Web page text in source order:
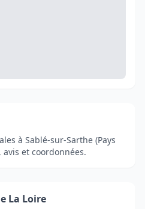
à Sablé-sur-Sarthe (Pays
avis et coordonnées.
La Loire